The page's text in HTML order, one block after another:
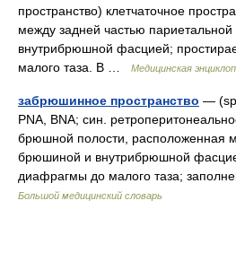
пространство) клетчаточное
между задней частью
внутрибрюшной фасцией;
малого таза. В …
Медицинская
забрюшинное пространство —
PNA, BNA; син.
брюшной полости, расположенная
брюшиной и внутрибрюшной
диафрагмы до малого таза;
Большой медицинский словарь